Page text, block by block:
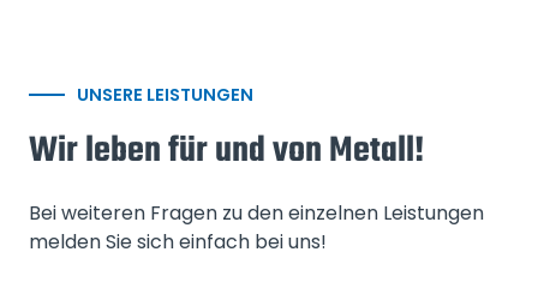
UNSERE LEISTUNGEN
Wir leben für und von Metall!
Bei weiteren Fragen zu den einzelnen Leistungen
melden Sie sich einfach bei uns!